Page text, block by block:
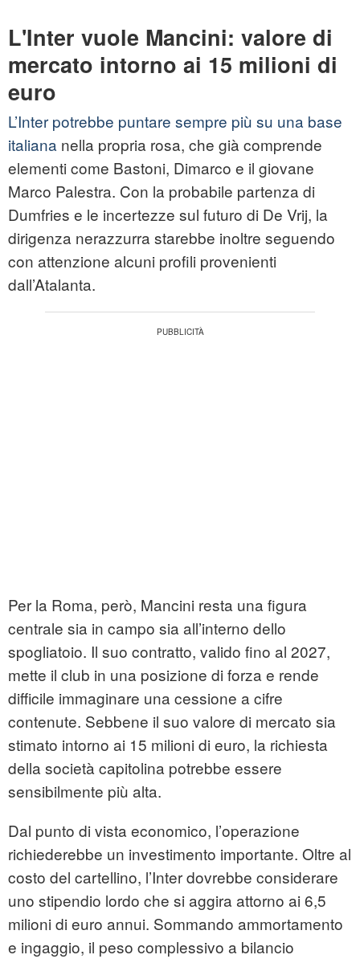
L'Inter vuole Mancini: valore di
mercato intorno ai 15 milioni di
euro
L’Inter potrebbe puntare sempre più su una base
italiana nella propria rosa, che già comprende
elementi come Bastoni, Dimarco e il giovane
Marco Palestra. Con la probabile partenza di
Dumfries e le incertezze sul futuro di De Vrij, la
dirigenza nerazzurra starebbe inoltre seguendo
con attenzione alcuni profili provenienti
dall’Atalanta.
Per la Roma, però, Mancini resta una figura
centrale sia in campo sia all’interno dello
spogliatoio. Il suo contratto, valido fino al 2027,
mette il club in una posizione di forza e rende
difficile immaginare una cessione a cifre
contenute. Sebbene il suo valore di mercato sia
stimato intorno ai 15 milioni di euro, la richiesta
della società capitolina potrebbe essere
sensibilmente più alta.
Dal punto di vista economico, l’operazione
richiederebbe un investimento importante. Oltre al
costo del cartellino, l’Inter dovrebbe considerare
uno stipendio lordo che si aggira attorno ai 6,5
milioni di euro annui. Sommando ammortamento
e ingaggio, il peso complessivo a bilancio